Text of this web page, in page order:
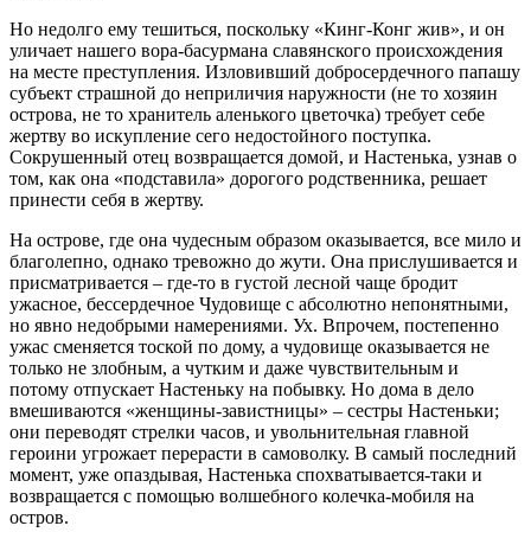
Но недолго ему тешиться, поскольку «Кинг-Конг жив», и он
уличает нашего вора-басурмана славянского происхождения
на месте преступления. Изловивший добросердечного папашу
субъект страшной до неприличия наружности (не то хозяин
острова, не то хранитель аленького цветочка) требует себе
жертву во искупление сего недостойного поступка.
Сокрушенный отец возвращается домой, и Настенька, узнав о
том, как она «подставила» дорогого родственника, решает
принести себя в жертву.
На острове, где она чудесным образом оказывается, все мило и
благолепно, однако тревожно до жути. Она прислушивается и
присматривается – где-то в густой лесной чаще бродит
ужасное, бессердечное Чудовище с абсолютно непонятными,
но явно недобрыми намерениями. Ух. Впрочем, постепенно
ужас сменяется тоской по дому, а чудовище оказывается не
только не злобным, а чутким и даже чувствительным и
потому отпускает Настеньку на побывку. Но дома в дело
вмешиваются «женщины-завистницы» – сестры Настеньки;
они переводят стрелки часов, и увольнительная главной
героини угрожает перерасти в самоволку. В самый последний
момент, уже опаздывая, Настенька спохватывается-таки и
возвращается с помощью волшебного колечка-мобиля на
остров.